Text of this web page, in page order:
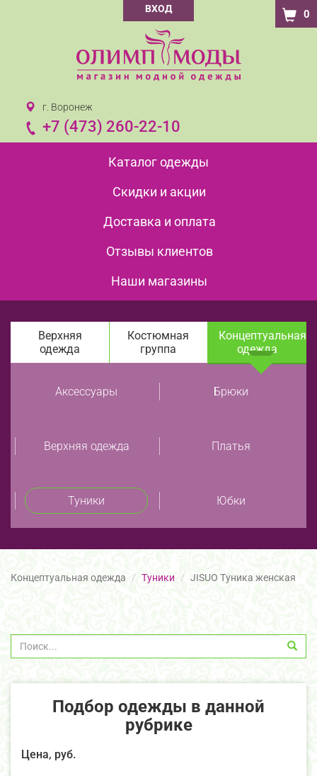
ВХОД 0
г. Воронеж
+7 (473) 260-22-10
Каталог одежды
Скидки и акции
Доставка и оплата
Отзывы клиентов
Наши магазины
Верхняя
одежда
Костюмная
группа
Концептуальная
одежда
Аксессуары Брюки
Верхняя одежда Платья
Туники Юбки
Концептуальная одежда Туники JISUO Туника женская
Подбор одежды в данной
рубрике
Цена, руб.